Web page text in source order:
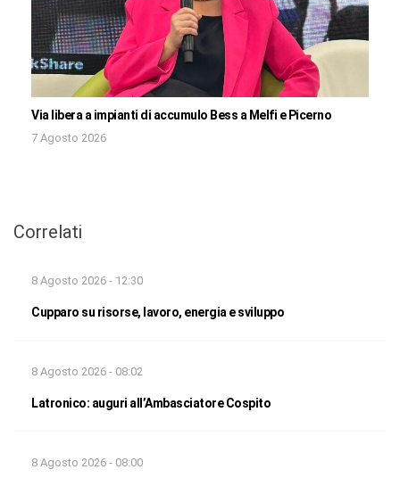
Via libera a impianti di accumulo Bess a Melfi e Picerno
7 Agosto 2026
Correlati
8 Agosto 2026 - 12:30
Cupparo su risorse, lavoro, energia e sviluppo
8 Agosto 2026 - 08:02
Latronico: auguri all’Ambasciatore Cospito
8 Agosto 2026 - 08:00